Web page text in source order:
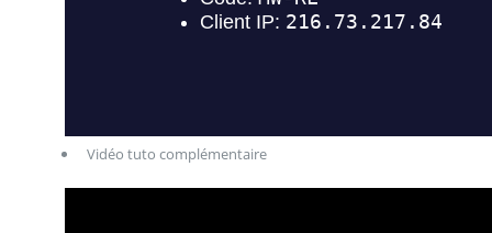
Vidéo tuto complémentaire